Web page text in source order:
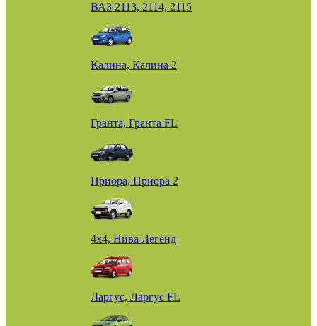
ВАЗ 2113, 2114, 2115
Калина, Калина 2
Гранта, Гранта FL
Приора, Приора 2
4х4, Нива Легенд
Ларгус, Ларгус FL